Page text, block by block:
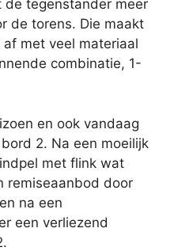
de tegenstander meer
de torens. Die maakt
met veel materiaal
combinatie, 1-
en ook vandaag
2. Na een moeilijk
met flink wat
remiseaanbod door
na een
een verliezend